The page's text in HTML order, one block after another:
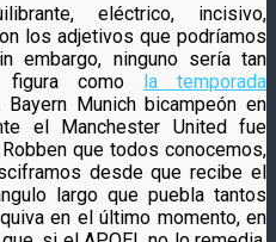
eléctrico, incisivo,
los adjetivos que podríamos
embargo, ninguno sería tan
figura como la temporada
Munichbicampeón en
el Manchester United fue
que todos conocemos,
desde que recibe el
largo que puebla tantos
en el último momento, en